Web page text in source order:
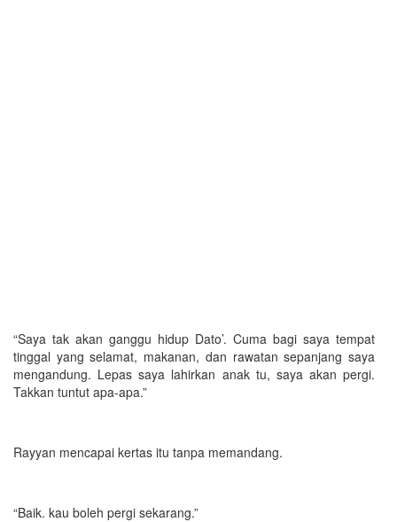
“Saya tak akan ganggu hidup Dato’. Cuma bagi saya tempat
tinggal yang selamat, makanan, dan rawatan sepanjang saya
mengandung. Lepas saya lahirkan anak tu, saya akan pergi.
Takkan tuntut apa-apa.”
Rayyan mencapai kertas itu tanpa memandang.
“Baik. kau boleh pergi sekarang.”